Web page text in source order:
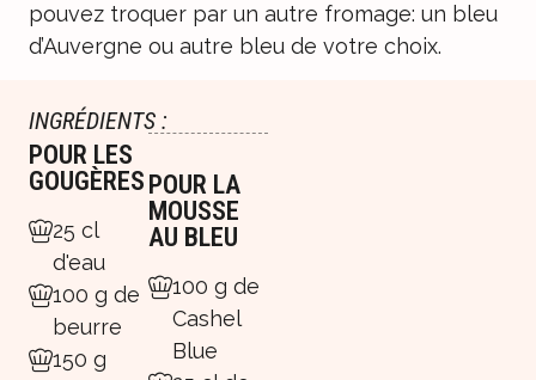
pouvez troquer par un autre fromage: un bleu
d’Auvergne ou autre bleu de votre choix.
INGRÉDIENTS :
POUR LES
GOUGÈRES
25 cl
d'eau
100 g de
beurre
150 g
POUR LA
MOUSSE
AU BLEU
100 g de
Cashel
Blue